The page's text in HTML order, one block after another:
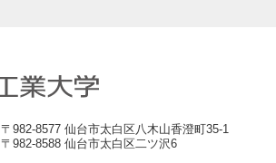
〒982-8577 仙台市太白区八木山香澄町35-1
〒982-8588 仙台市太白区二ツ沢6